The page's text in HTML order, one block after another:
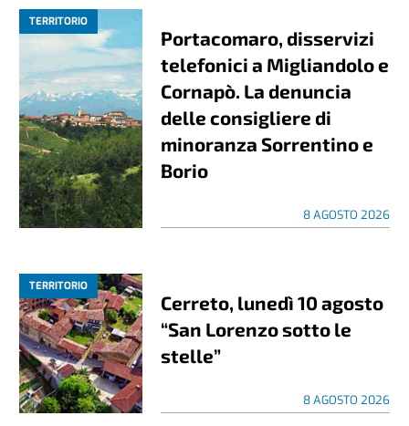
TERRITORIO
Portacomaro, disservizi
telefonici a Migliandolo e
Cornapò. La denuncia
delle consigliere di
minoranza Sorrentino e
Borio
8 AGOSTO 2026
TERRITORIO
Cerreto, lunedì 10 agosto
“San Lorenzo sotto le
stelle”
8 AGOSTO 2026